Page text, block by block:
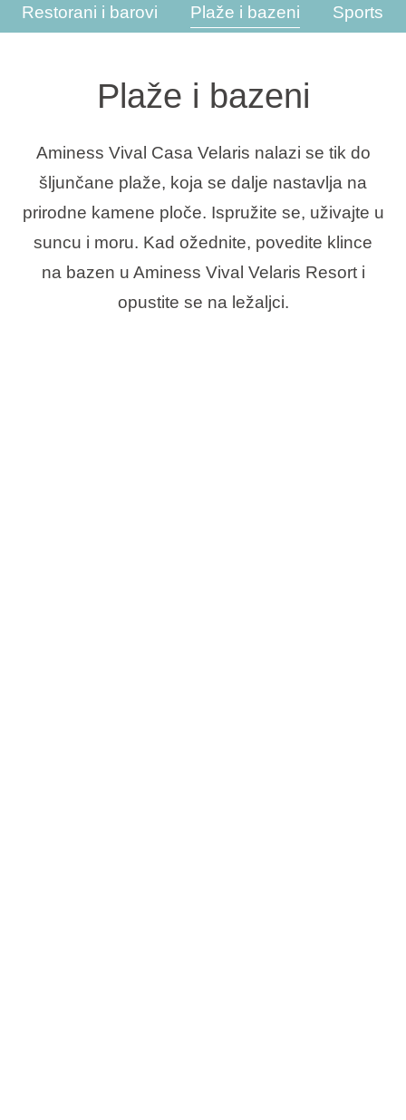
Brandovi
Restorani i barovi Plaže i bazeni
Plaže i bazeni
Aminess Vival Casa Velaris nalazi se tik do
šljunčane plaže, koja se dalje nastavlja na
prirodne kamene ploče. Ispružite se, uživajte u
suncu i moru. Kad ožednite, povedite klince
na bazen u Aminess Vival Velaris Resort i
opustite se na ležaljci.